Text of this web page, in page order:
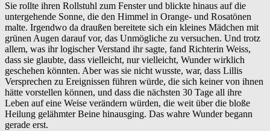
Sie rollte ihren Rollstuhl zum Fenster und blickte hinaus auf die
untergehende Sonne, die den Himmel in Orange- und Rosatönen
malte. Irgendwo da draußen bereitete sich ein kleines Mädchen mit
grünen Augen darauf vor, das Unmögliche zu versuchen. Und trotz
allem, was ihr logischer Verstand ihr sagte, fand Richterin Weiss,
dass sie glaubte, dass vielleicht, nur vielleicht, Wunder wirklich
geschehen könnten. Aber was sie nicht wusste, war, dass Lillis
Versprechen zu Ereignissen führen würde, die sich keiner von ihnen
hätte vorstellen können, und dass die nächsten 30 Tage all ihre
Leben auf eine Weise verändern würden, die weit über die bloße
Heilung gelähmter Beine hinausging. Das wahre Wunder begann
gerade erst.